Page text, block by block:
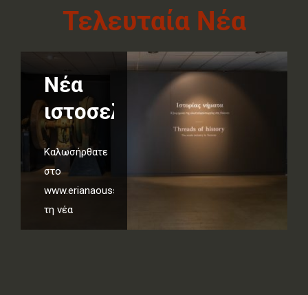
Τελευταία Νέα
Νέα
ιστοσελίδα
Καλωσήρθατε
στο
www.erianaoussa.gr,
τη νέα
ιστοσελίδα